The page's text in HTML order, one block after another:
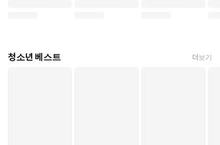
청소년 베스트 더보기